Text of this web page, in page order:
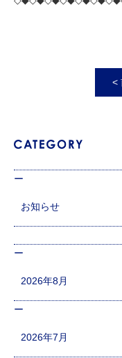
<
お知らせ
2026年8月
2026年7月